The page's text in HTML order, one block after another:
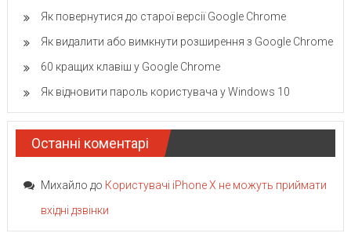
Як повернутися до старої версії Google Chrome
Як видалити або вимкнути розширення з Google Chrome
60 кращих клавіш у Google Chrome
Як відновити пароль користувача у Windows 10
Останні коментарі
Михайло до Користувачі iPhone X не можуть приймати
вхідні дзвінки